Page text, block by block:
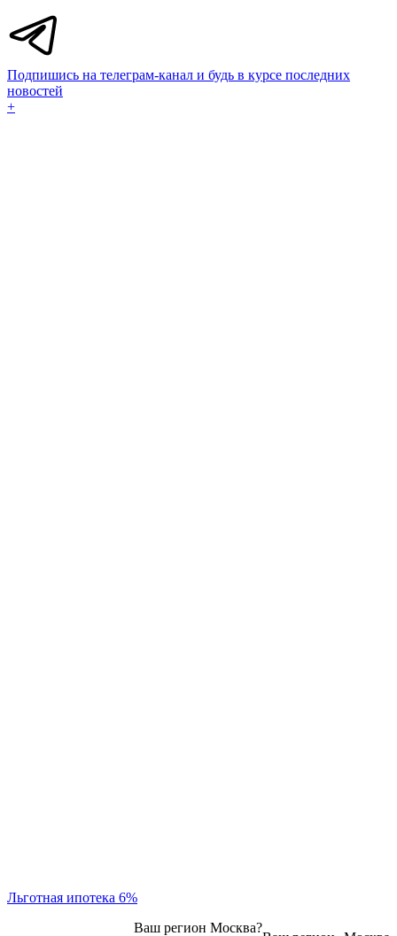
Подпишись на телеграм-канал и будь в курсе последних
новостей
+
Льготная ипотека 6%
Ваш регион Москва?